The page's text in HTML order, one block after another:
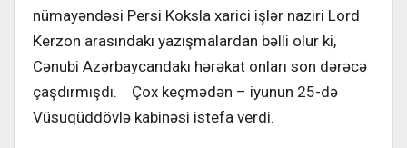
nümayəndəsi Persi Koksla xarici işlər naziri Lord
Kerzon arasındakı yazışmalardan bəlli olur ki,
Cənubi Azərbaycandakı hərəkat onları son dərəcə
çaşdırmışdı. Çox keçmədən – iyunun 25-də
Vüsuqüddövlə kabinəsi istefa verdi.